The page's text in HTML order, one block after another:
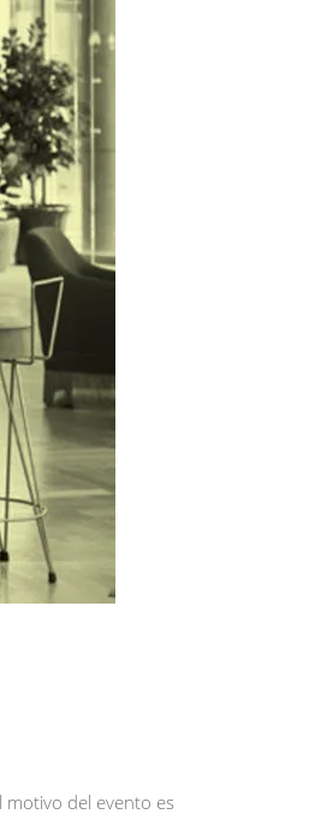
motivo del evento es